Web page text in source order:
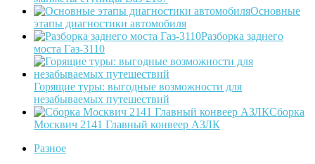
Основные
этапы диагностики автомобиля
Разборка заднего
моста Газ-3110
Горящие туры: выгодные возможности для
незабываемых путешествий
Сборка
Москвич 2141 Главный конвеер АЗЛК
Разное